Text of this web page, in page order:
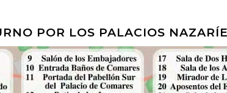
POR LOS PALACIOS